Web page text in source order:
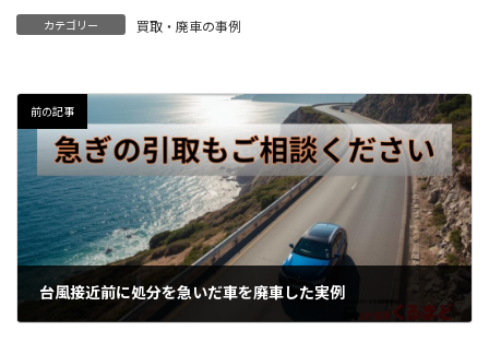
カテゴリー 買取・廃車の事例
前の記事
台風接近前に処分を急いだ車を廃車した実例